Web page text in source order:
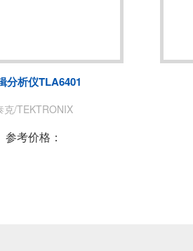
分析仪TLA6401
克/TEKTRONIX
参考价格：